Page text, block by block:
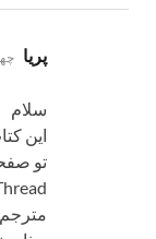
پریا
سلام
این
مترجم